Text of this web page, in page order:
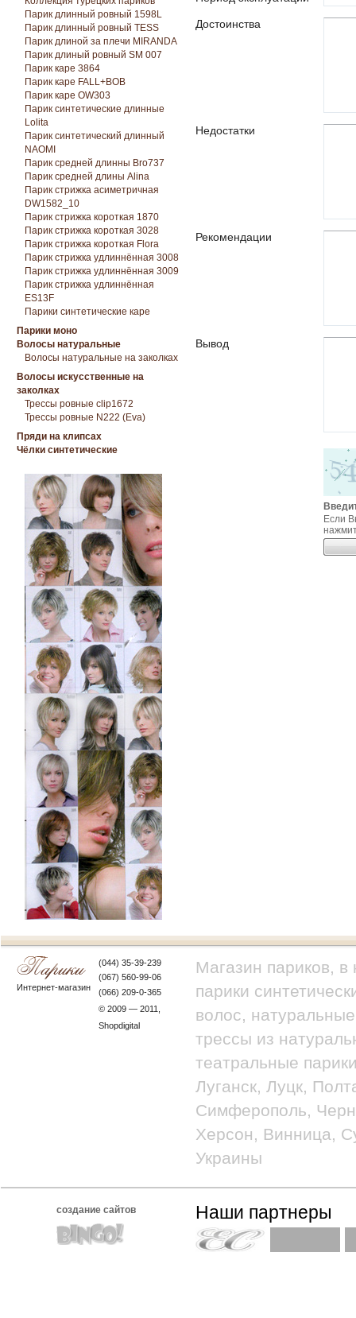
Парик длинный ровный 1598L
Парик длинный ровный TESS
Парик длиной за плечи MIRANDA
Парик длиный ровный SM 007
Парик каре 3864
Парик каре FALL+BOB
Парик каре OW303
Парик синтетические длинные
Lolita
Парик синтетический длинный
NAOMI
Парик средней длинны Bro737
Парик средней длины Alina
Парик стрижка асиметричная
DW1582_10
Парик стрижка короткая 1870
Парик стрижка короткая 3028
Парик стрижка короткая Florа
Парик стрижка удлиннённая 3008
Парик стрижка удлиннённая 3009
Парик стрижка удлиннённая
ES13F
Парики синтетические каре
Парики моно
Волосы натуральные
Волосы натуральные на заколках
Волосы искусственные на
заколках
Трессы ровные clip1672
Трессы ровные N222 (Eva)
Пряди на клипсах
Чёлки синтетические
Достоинства
Недостатки
Рекомендации
Вывод
Если
Интернет-магазин
(044) 35-39-239
(067) 560-99-06
(066) 209-0-365
© 2009 — 2011,
Shopdigital
Магазин париков,
парики
волос,
трессы из
театральные
Луганск, Луцк,
Симферополь,
Херсон, Винница,
Украины
создание сайтов Наши партнеры